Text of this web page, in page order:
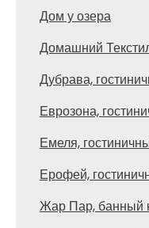
Дом у озера
Домашний
Дубрава,
Еврозона,
Емеля,
Ерофей,
Жар Пар, банный